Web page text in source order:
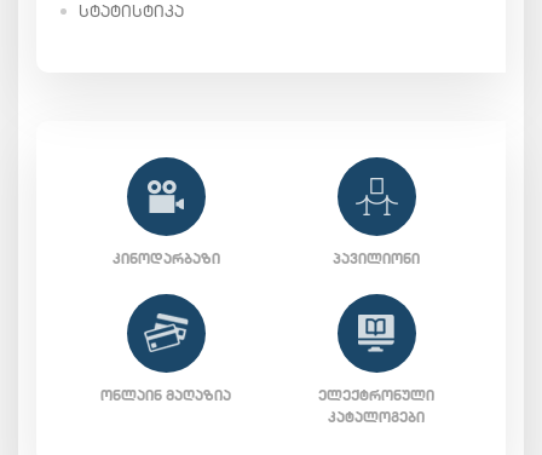
ᲡᲢᲐᲢᲘᲡᲢᲘᲙᲐ
ᲙᲘᲜᲝᲓᲐᲠᲑᲐᲖᲘ ᲞᲐᲕᲘᲚᲘᲝᲜᲘ
ᲝᲜᲚᲐᲘᲜ ᲛᲐᲦᲐᲖᲘᲐ
ᲔᲚᲔᲥᲢᲠᲝᲜᲣᲚᲘ
ᲙᲐᲢᲐᲚᲝᲒᲔᲑᲘ